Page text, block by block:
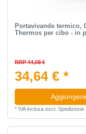
Portavivande termico,
Thermos per cibo - in
RRP 44,09 €
34,64 € *
* IVA inclusaescl. Spedizione